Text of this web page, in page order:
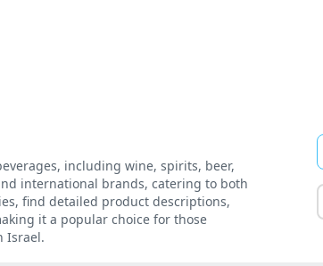
including wine, spirits, beer,
international brands, catering to both
find detailed product descriptions,
it a popular choice for those
Israel.